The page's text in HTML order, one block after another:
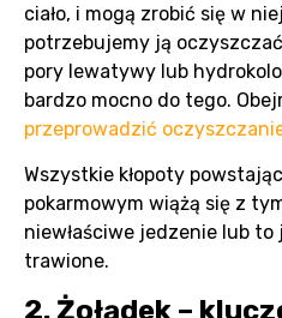
ciało, i mogą zrobić się w
potrzebujemy ją
pory lewatywy lub
bardzo mocno do tego.
przeprowadzić
Wszystkie kłopoty
pokarmowym wiążą się z
niewłaściwe jedzenie lub
trawione.
2. Żołądek –